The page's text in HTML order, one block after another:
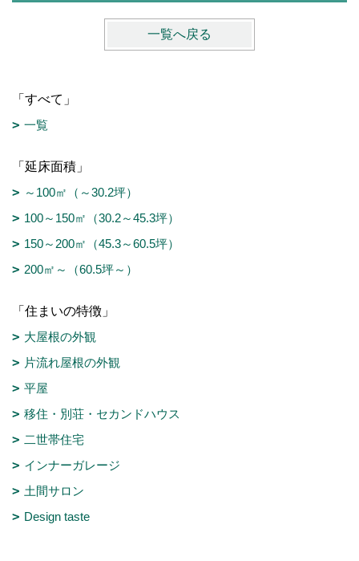
一覧へ戻る
「すべて」
一覧
「延床面積」
～100㎡（～30.2坪）
100～150㎡（30.2～45.3坪）
150～200㎡（45.3～60.5坪）
200㎡～（60.5坪～）
「住まいの特徴」
大屋根の外観
片流れ屋根の外観
平屋
移住・別荘・セカンドハウス
二世帯住宅
インナーガレージ
土間サロン
Design taste